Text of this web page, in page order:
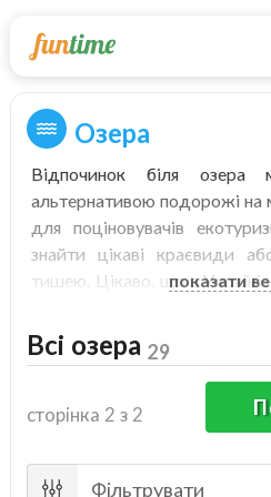
Озера
Відпочинок біля
альтернативою подорожі на
для поціновувачів
знайти цікаві краєвиди
тишею. Цікаво, що в Україні
унікальними. Поруч із ними
свіжості та свободи.
своєю мальовничістю,
та спокоєм. Деякі озера
населених пунктів, через
місцем відпочинку біля
показати
Всі озера 29
сторінка 2 з 2
Фільтрувати